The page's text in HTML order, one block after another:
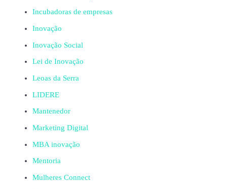
Incubadoras de empresas
Inovação
Inovação Social
Lei de Inovação
Leoas da Serra
LIDERE
Mantenedor
Marketing Digital
MBA inovação
Mentoria
Mulheres Connect